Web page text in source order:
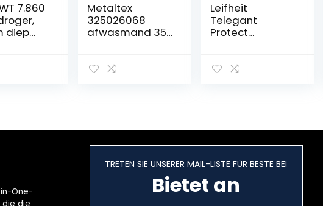
7.860
diep
Steam
wassen
Metaltex
325026068
afwasmand 35
afdruipbak
Leifheit
Telegant
Protect
kleine
binnen en
buiten, droogrek
tussendoor, wit
One-
TRETEN SIE UNSERER MAIL-LISTE FÜR BESTE BEI
Bietet an